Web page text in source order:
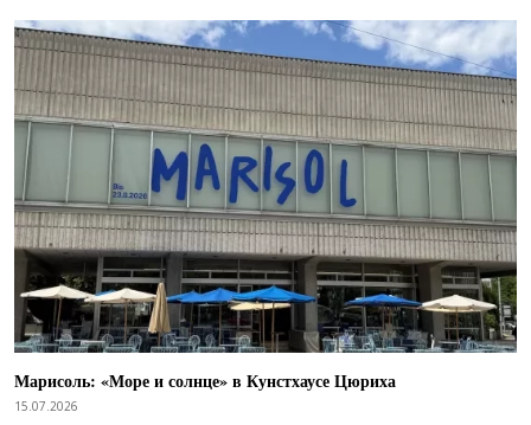
Марисоль: «Море и солнце» в Кунстхаусе Цюриха
15.07.2026